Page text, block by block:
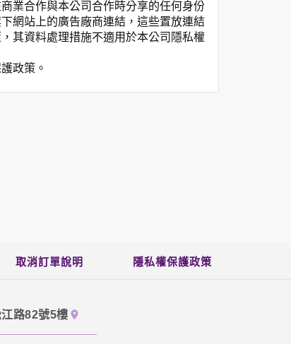
業合作與本公司合作時分享的任何身份
網站上的廣告廠商連結，這些置放連結
其資料處理措施不適用於本公司隱私權
政策。
料記錄等，做為我們增進網站服務的
、行業等相關資料，當您註冊成功，並
供的個人資訊，這些廣告廠商、或連結
取消訂單說明 隱私權保護政策
路82號5樓